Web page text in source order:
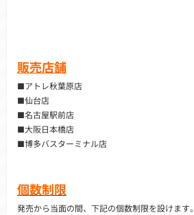
販売店舗
■アトレ秋葉原店
■仙台店
■名古屋駅前店
■大阪日本橋店
■博多バスターミナル店
個数制限
発売から当面の間、下記の個数制限を設けます。